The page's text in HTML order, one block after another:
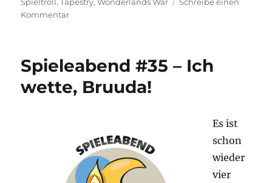
Kommentarzu
Nur
Spiel
Spieleabend #35 – Ich
wette, Bruuda!
Es ist
schon
wieder
vier